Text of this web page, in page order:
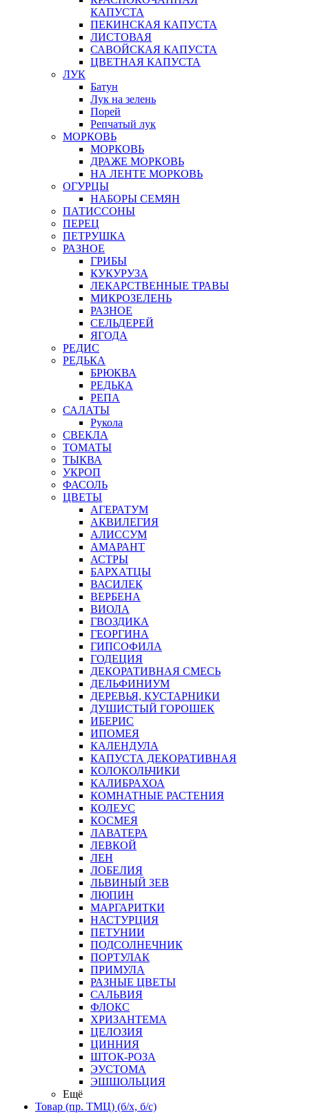
КАПУСТА
ПЕКИНСКАЯ КАПУСТА
ЛИСТОВАЯ
САВОЙСКАЯ КАПУСТА
ЦВЕТНАЯ КАПУСТА
ЛУК
Батун
Лук на зелень
Порей
Репчатый лук
МОРКОВЬ
МОРКОВЬ
ДРАЖЕ МОРКОВЬ
НА ЛЕНТЕ МОРКОВЬ
ОГУРЦЫ
НАБОРЫ СЕМЯН
ПАТИССОНЫ
ПЕРЕЦ
ПЕТРУШКА
РАЗНОЕ
ГРИБЫ
КУКУРУЗА
ЛЕКАРСТВЕННЫЕ ТРАВЫ
МИКРОЗЕЛЕНЬ
РАЗНОЕ
СЕЛЬДЕРЕЙ
ЯГОДА
РЕДИС
РЕДЬКА
БРЮКВА
РЕДЬКА
РЕПА
САЛАТЫ
Рукола
СВЕКЛА
ТОМАТЫ
ТЫКВА
УКРОП
ФАСОЛЬ
ЦВЕТЫ
АГЕРАТУМ
АКВИЛЕГИЯ
АЛИССУМ
АМАРАНТ
АСТРЫ
БАРХАТЦЫ
ВАСИЛЕК
ВЕРБЕНА
ВИОЛА
ГВОЗДИКА
ГЕОРГИНА
ГИПСОФИЛА
ГОДЕЦИЯ
ДЕКОРАТИВНАЯ СМЕСЬ
ДЕЛЬФИНИУМ
ДЕРЕВЬЯ, КУСТАРНИКИ
ДУШИСТЫЙ ГОРОШЕК
ИБЕРИС
ИПОМЕЯ
КАЛЕНДУЛА
КАПУСТА ДЕКОРАТИВНАЯ
КОЛОКОЛЬЧИКИ
КАЛИБРАХОА
КОМНАТНЫЕ РАСТЕНИЯ
КОЛЕУС
КОСМЕЯ
ЛАВАТЕРА
ЛЕВКОЙ
ЛЕН
ЛОБЕЛИЯ
ЛЬВИНЫЙ ЗЕВ
ЛЮПИН
МАРГАРИТКИ
НАСТУРЦИЯ
ПЕТУНИИ
ПОДСОЛНЕЧНИК
ПОРТУЛАК
ПРИМУЛА
РАЗНЫЕ ЦВЕТЫ
САЛЬВИЯ
ФЛОКС
ХРИЗАНТЕМА
ЦЕЛОЗИЯ
ЦИННИЯ
ШТОК-РОЗА
ЭУСТОМА
ЭШШОЛЬЦИЯ
Ещё
Товар (пр. ТМЦ) (б/х, б/с)